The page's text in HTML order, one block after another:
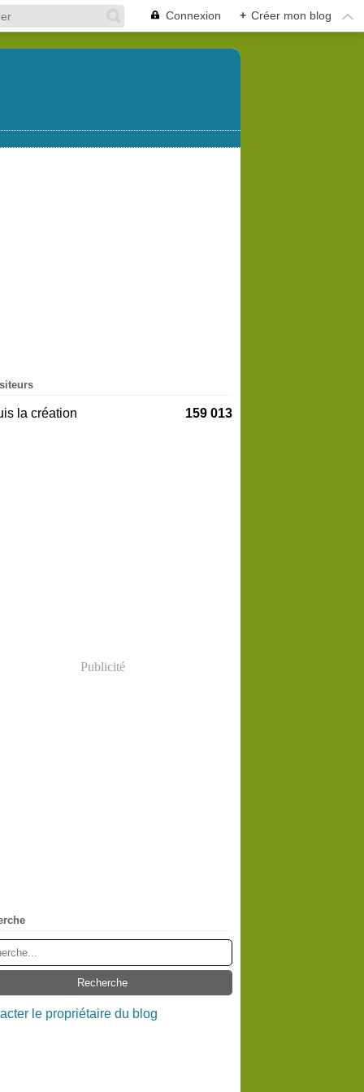
Connexion + Créer mon blog
la création 159 013
Publicité
le propriétaire du blog